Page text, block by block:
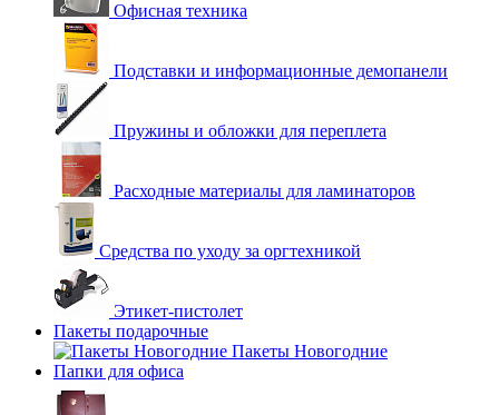
Офисная техника
Подставки и информационные демопанели
Пружины и обложки для переплета
Расходные материалы для ламинаторов
Средства по уходу за оргтехникой
Этикет-пистолет
Пакеты подарочные
Пакеты Новогодние
Папки для офиса